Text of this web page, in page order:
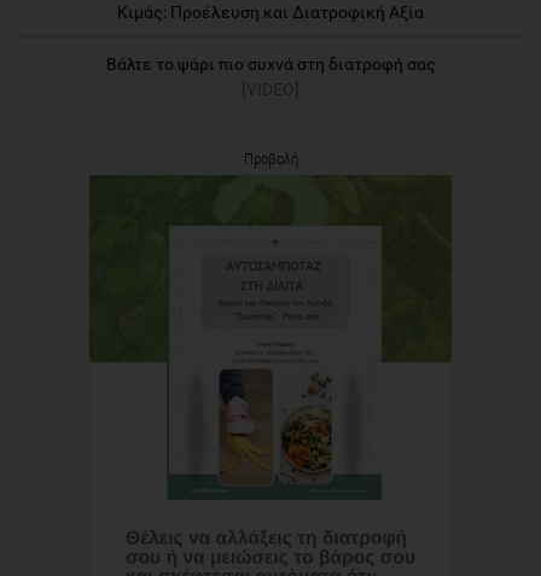
Κιμάς: Προέλευση και Διατροφική Αξία
Βάλτε το ψάρι πιο συχνά στη διατροφή σας
[VIDEO]
Προβολή